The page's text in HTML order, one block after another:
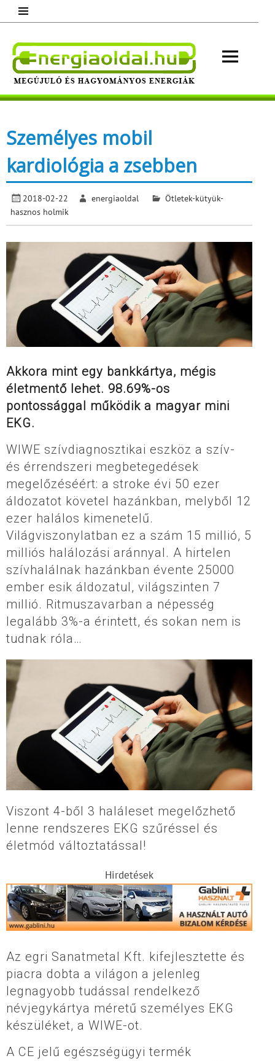
content
Megújuló és hagyományos energiák.
Személyes mobil
kardiológia a zsebben
2018-02-22 energiaoldal
Ötletek-kütyük-
hasznos holmik
Akkora mint egy bankkártya, mégis
életmentő lehet. 98.69%-os
pontossággal működik a magyar mini
EKG.
WIWE szívdiagnosztikai eszköz a szív-
és érrendszeri megbetegedések
megelőzéséért: a stroke évi 50 ezer
áldozatot követel hazánkban, melyből 12
ezer halálos kimenetelű.
Világviszonylatban ez a szám 15 millió, 5
milliós halálozási aránnyal. A hirtelen
szívhalálnak hazánkban évente 25000
ember esik áldozatul, világszinten 7
millió. Ritmuszavarban a népesség
legalább 3%-a érintett, és sokan nem is
tudnak róla…
Viszont 4-ből 3 haláleset megelőzhető
lenne rendszeres EKG szűréssel és
életmód változtatással!
Hirdetések
Az egri Sanatmetal Kft. kifejlesztette és
piacra dobta a világon a jelenleg
legnagyobb tudással rendelkező
névjegykártya méretű személyes EKG
készüléket, a WIWE-ot.
A CE jelű egészségügyi termék